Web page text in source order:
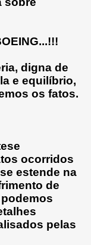
digna de
e equilíbrio,
os fatos.
ocorridos
estende na
de
pelas